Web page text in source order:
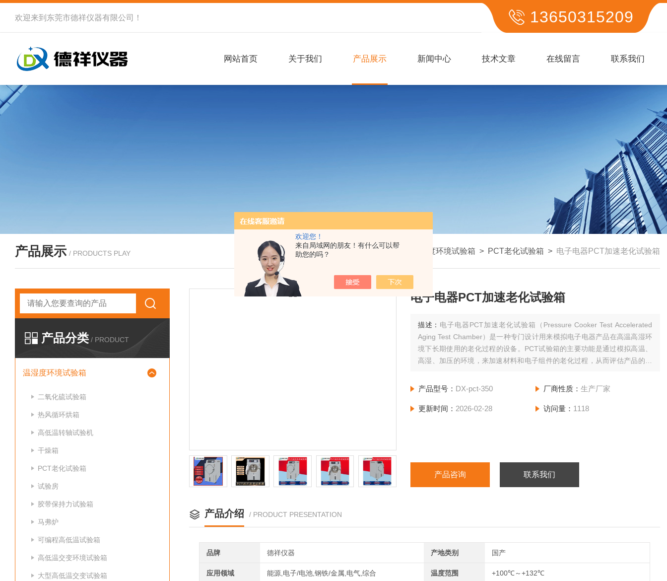
欢迎您！
来自局域网的朋友！有什么可以帮
助您的吗？
欢迎来到 东莞市德祥仪器有限公司 ！ 13650315209
网站首页 关于我们 产品展示 新闻中心 技术文章 在线留言 联系我们
产品展示 / PRODUCTS PLAY 我的位置：首页 > 产品展示 温湿度环境试验箱 > PCT老化试验箱 > 电子电器PCT加速老化试验箱
产品分类 / PRODUCT
温湿度环境试验箱
二氧化硫试验箱
热风循环烘箱
高低温转轴试验机
干燥箱
PCT老化试验箱
试验房
胶带保持力试验箱
马弗炉
可编程高低温试验箱
高低温交变环境试验箱
大型高低温交变试验箱
电子电器PCT加速老化试验箱
描述： 电子电器PCT加速老化试验箱（Pressure Cooker Test Accelerated
Aging Test Chamber）是一种专门设计用来模拟电子电器产品在高温高湿环
境下长期使用的老化过程的设备。PCT试验箱的主要功能是通过模拟高温、
高湿、加压的环境，来加速材料和电子组件的老化过程，从而评估产品的耐
产品型号： DX-pct-350 厂商性质： 生产厂家
更新时间： 2026-02-28 访问量： 1118
产品咨询 联系我们
产品介绍 / PRODUCT PRESENTATION
品牌 德祥仪器 产地类别 国产
应用领域 能源,电子/电池,钢铁/金属,电气,综合 温度范围 +100℃～+132℃